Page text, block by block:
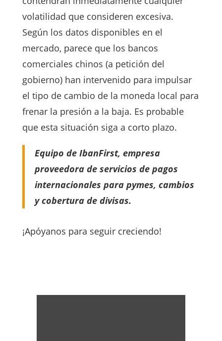
volatilidad que consideren excesiva.
Según los datos disponibles en el
mercado, parece que los bancos
comerciales chinos (a petición del
gobierno) han intervenido para impulsar
el tipo de cambio de la moneda local para
frenar la presión a la baja. Es probable
que esta situación siga a corto plazo.
Equipo de IbanFirst, empresa
proveedora de servicios de pagos
internacionales para pymes, cambios
y cobertura de divisas.
¡Apóyanos para seguir creciendo!